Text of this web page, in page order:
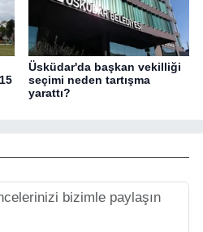
Üsküdar'da başkan vekilliği
seçimi neden tartışma
yarattı?